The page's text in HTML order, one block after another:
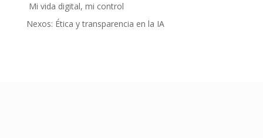
Mi vida digital, mi control
Nexos: Ética y transparencia en la IA